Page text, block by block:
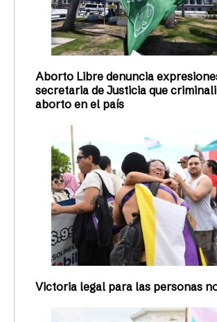
Aborto Libre denuncia
secretaria de Justicia que
aborto en el país
Victoria legal para las personas